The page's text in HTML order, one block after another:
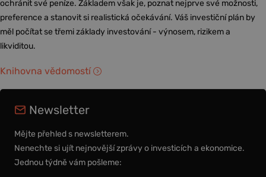
ochránit své peníze. Základem však je, poznat nejprve své možnosti,
preference a stanovit si realistická očekávání. Váš investiční plán by
měl počítat se třemi základy investování - výnosem, rizikem a
likviditou.
Knihovna vědomostí
Newsletter
Mějte přehled s newsletterem.
Nenechte si ujít nejnovější zprávy o investicích a ekonomice.
Jednou týdně vám pošleme: